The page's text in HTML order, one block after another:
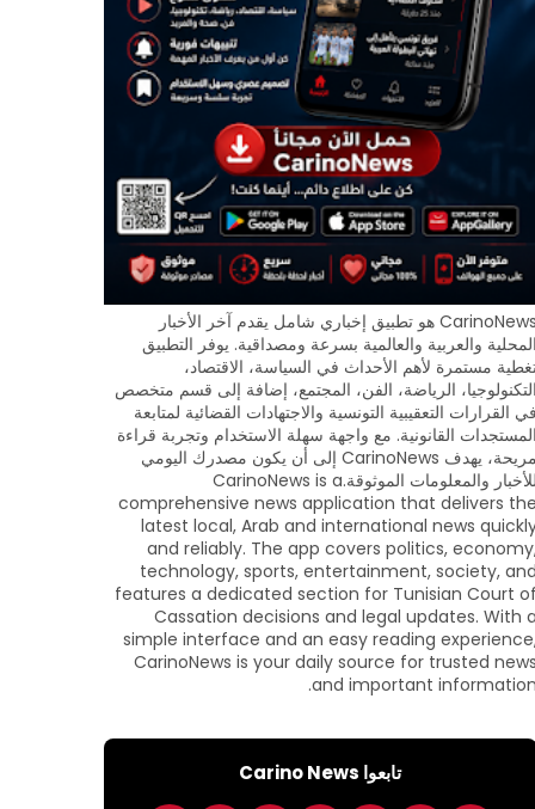
CarinoNews هو تطبيق إخباري شامل يقدم آخر الأخبار
والعربية والعالمية بسرعة ومصداقية. يوفر التطبيق
مستمرة لأهم الأحداث في السياسة، الاقتصاد،
الرياضة، الفن، المجتمع، إضافة إلى قسم متخصص
القرارات التعقيبية التونسية والاجتهادات القضائية لمتابعة
القانونية. مع واجهة سهلة الاستخدام وتجربة قراءة
مريحة، يهدف CarinoNews إلى أن يكون مصدرك اليومي
للأخبار والمعلومات الموثوقة.CarinoNews is a
comprehensive news application that delivers
latest local, Arab and international news
and reliably. The app covers politics,
technology, sports, entertainment, society,
features a dedicated section for Tunisian Court
Cassation decisions and legal updates. With
simple interface and an easy reading
CarinoNews is your daily source for trusted
and important
تابعوا Carino News